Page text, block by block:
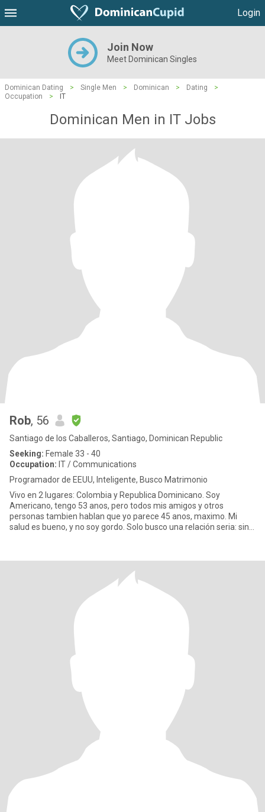
Login
Join Now
Meet Dominican Singles
Dominican Dating > Single Men > Dominican > Dating
>
Occupation
> IT
Dominican Men in IT Jobs
Rob, 56
Santiago de los Caballeros, Santiago, Dominican Republic
Seeking: Female 33 - 40
Occupation: IT / Communications
Programador de EEUU, Inteligente, Busco Matrimonio
Vivo en 2 lugares: Colombia y Republica Dominicano. Soy
Americano, tengo 53 anos, pero todos mis amigos y otros
personas tambien hablan que yo parece 45 anos, maximo. Mi
salud es bueno, y no soy gordo. Solo busco una relación seria: sin